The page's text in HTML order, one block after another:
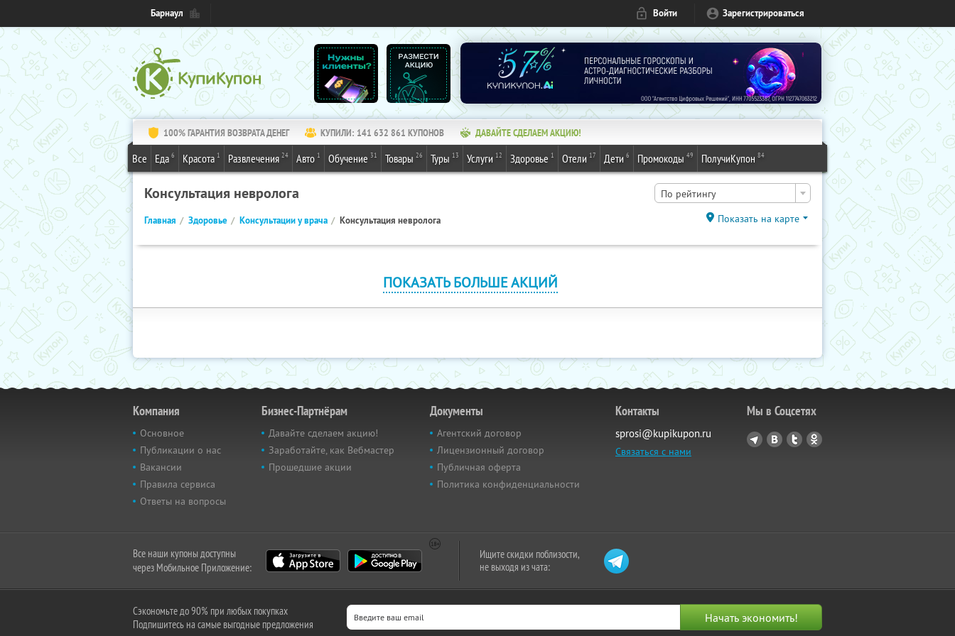
Барнаул Войти Зарегистрироваться
100% ГАРАНТИЯ ВОЗВРАТА ДЕНЕГ КУПИЛИ: 141 632 861 КУПОНОВ ДАВАЙТЕ СДЕЛАЕМ АКЦИЮ!
Все Еда 6 Красота 1 Развлечения 24 Авто 1 Обучение 31 Товары 26 Туры 13 Услуги 12 Здоровье 1 Отели 17 Дети 6 Промокоды 49 ПолучиКупон 84
Консультация невролога По рейтингу
Главная Здоровье Консультации у врача Консультация невролога Показать на карте
ПОКАЗАТЬ БОЛЬШЕ АКЦИЙ
Компания
Основное
Публикации о нас
Вакансии
Правила сервиса
Ответы на вопросы
Бизнес-Партнёрам
Давайте сделаем акцию!
Заработайте, как Вебмастер
Прошедшие акции
Документы
Агентский договор
Лицензионный договор
Публичная оферта
Политика конфиденциальности
Контакты
sprosi@kupikupon.ru
Связаться с нами
Мы в Соцсетях
Все наши купоны доступны
через Мобильное Приложение:
Ищите скидки поблизости,
не выходя из чата:
Сэкономьте до 90% при любых покупках
Подпишитесь на самые выгодные предложения